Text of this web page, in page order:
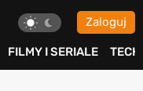
Zaloguj
FILMY I SERIALE TECH